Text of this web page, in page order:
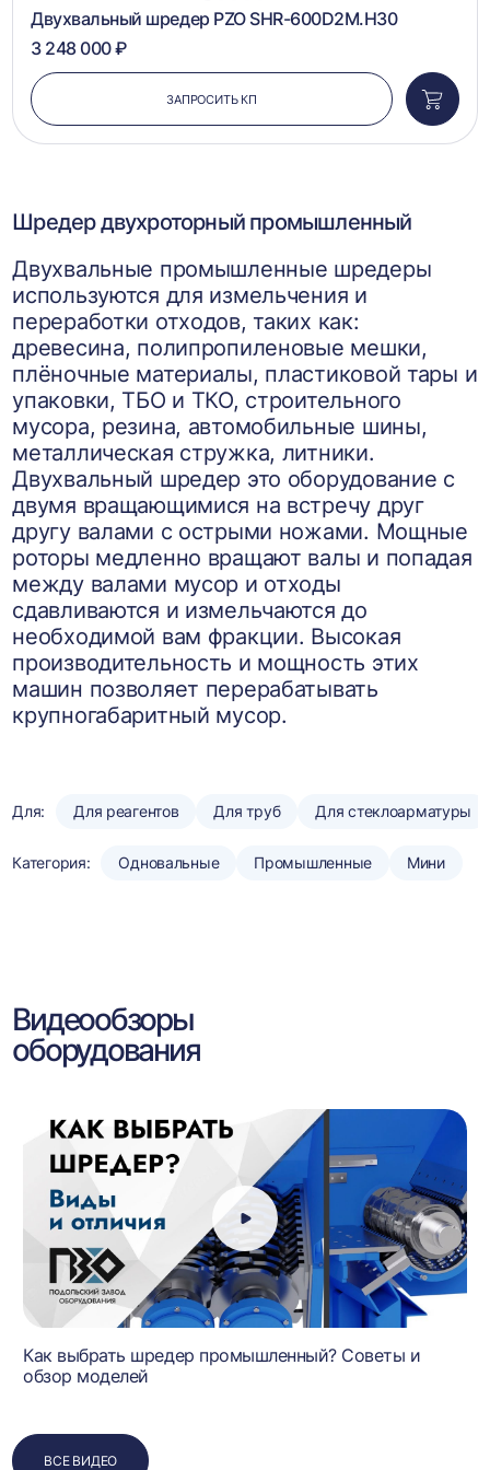
Двухвальный шредер PZO SHR-600D2M.H30
3 248 000 ₽
ЗАПРОСИТЬ КП
в
Шредер двухроторный промышленный
Двухвальные промышленные шредеры
используются для измельчения и
переработки отходов, таких как:
древесина, полипропиленовые мешки,
плёночные материалы, пластиковой тары и
упаковки, ТБО и ТКО, строительного
мусора, резина, автомобильные шины,
металлическая стружка, литники.
Двухвальный шредер это оборудование с
двумя вращающимися на встречу друг
другу валами с острыми ножами. Мощные
роторы медленно вращают валы и попадая
между валами мусор и отходы
сдавливаются и измельчаются до
необходимой вам фракции. Высокая
производительность и мощность этих
машин позволяет перерабатывать
крупногабаритный мусор.
Для: Для реагентов Для труб Для стеклоарматуры
Категория: Одновальные Промышленные Мини
Видеообзоры
оборудования
Как выбрать шредер промышленный? Советы и
обзор моделей
ВСЕ ВИДЕО